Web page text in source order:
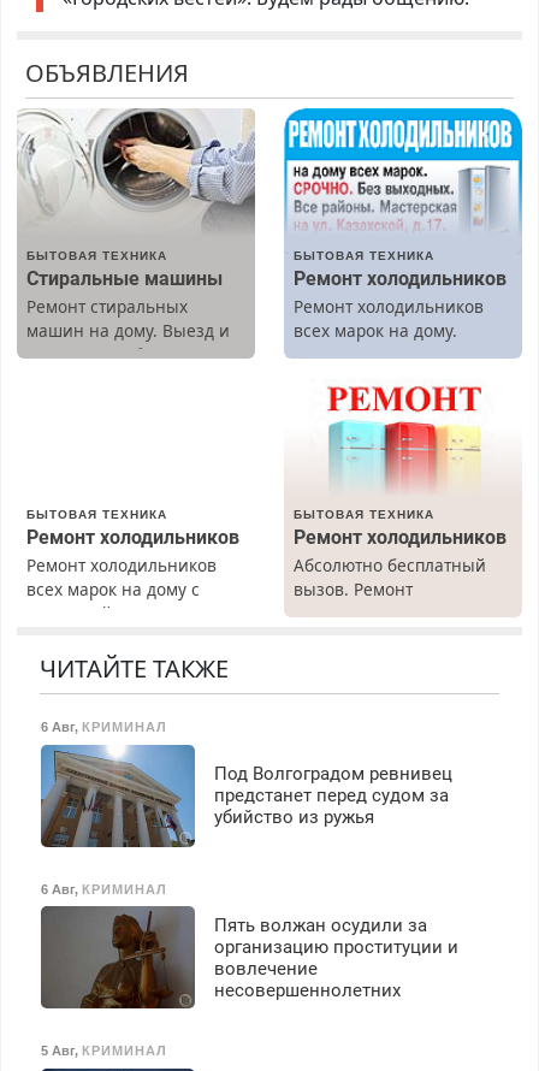
ОБЪЯВЛЕНИЯ
БЫТОВАЯ ТЕХНИКА
Стиральные машины
Ремонт стиральных
машин на дому. Выезд и
диагностика бесплатно.
БЫТОВАЯ ТЕХНИКА
Ремонт холодильников
Ремонт холодильников
всех марок на дому.
БЫТОВАЯ ТЕХНИКА
Ремонт холодильников
Ремонт холодильников
всех марок на дому с
гарантией. Замена
Недорого. Без выходных.
БЫТОВАЯ ТЕХНИКА
Ремонт холодильников
Абсолютно бесплатный
вызов. Ремонт
холодильников всех
ЧИТАЙТЕ ТАКЖЕ
6 Авг, КРИМИНАЛ
Под Волгоградом ревнивец
предстанет перед судом за
убийство из ружья
6 Авг, КРИМИНАЛ
Пять волжан осудили за
организацию проституции и
вовлечение
несовершеннолетних
5 Авг, КРИМИНАЛ